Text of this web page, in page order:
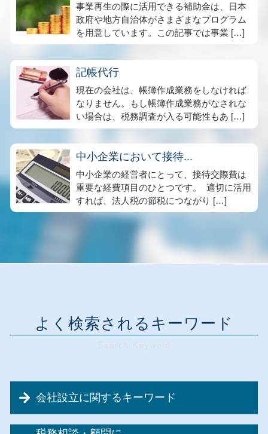
事業再生の際に活用できる補助金は、日本
政府や地方自治体がさまざまなプログラム
を用意しています。この記事では事業 […]
記帳代行
現在の会社は、帳簿作成業務をしなければ
なりません。もし帳簿作成業務がなされな
い場合は、税務調査が入る可能性もあ […]
中小企業において接待...
中小企業の経営者にとって、接待交際費は
重要な経費項目のひとつです。 適切に活用
すれば、法人税の節税につながり […]
よく検索されるキーワード
会社設立に関するキーワード
会社設立 必要書類